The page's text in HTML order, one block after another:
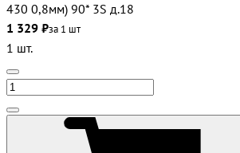
430 0,8мм) 90* 3S д.18
1 329 ₽за 1 шт
1 шт.